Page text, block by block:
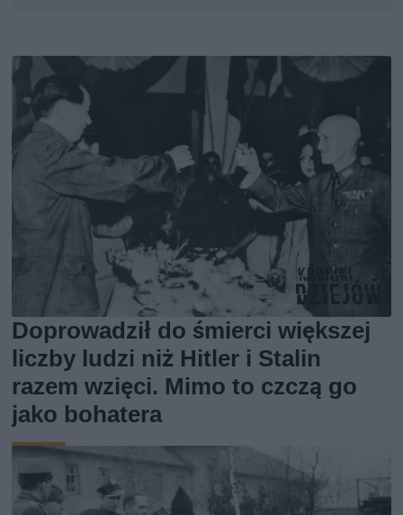
Doprowadził do śmierci większej
liczby ludzi niż Hitler i Stalin
razem wzięci. Mimo to czczą go
jako bohatera